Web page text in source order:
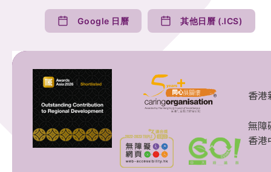
Google 日曆 其他日曆 (.ICS)
香港
無障
香港